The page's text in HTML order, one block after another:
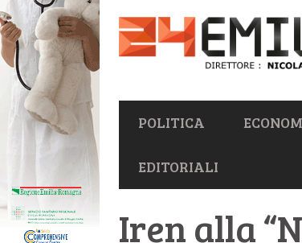
NAVIGAZIONE
PRIMARIA
POLITICA
EDITORIALI
Iren alla